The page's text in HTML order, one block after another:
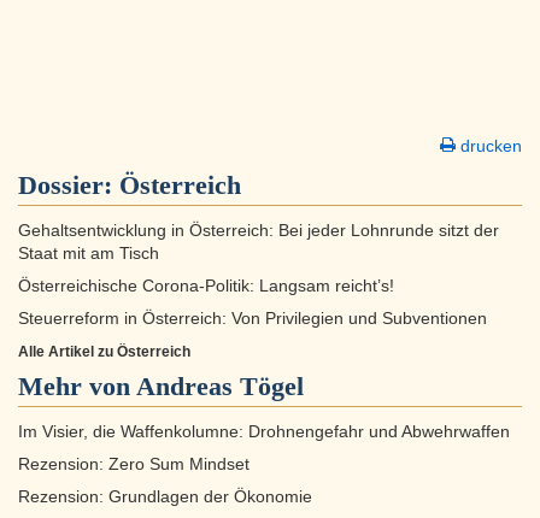
drucken
Dossier: Österreich
Gehaltsentwicklung in Österreich: Bei jeder Lohnrunde sitzt der
Staat mit am Tisch
Österreichische Corona-Politik: Langsam reicht’s!
Steuerreform in Österreich: Von Privilegien und Subventionen
Alle Artikel zu Österreich
Mehr von Andreas Tögel
Im Visier, die Waffenkolumne: Drohnengefahr und Abwehrwaffen
Rezension: Zero Sum Mindset
Rezension: Grundlagen der Ökonomie